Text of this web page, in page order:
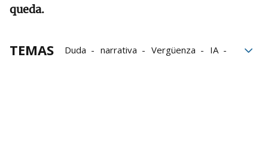
queda.
TEMAS Duda narrativa Vergüenza
IA